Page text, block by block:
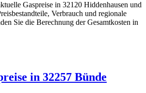
Gaspreise in 32120 Hiddenhausen und
Verbrauch und regionale
Sie die Berechnung der Gesamtkosten in
in 32257 Bünde